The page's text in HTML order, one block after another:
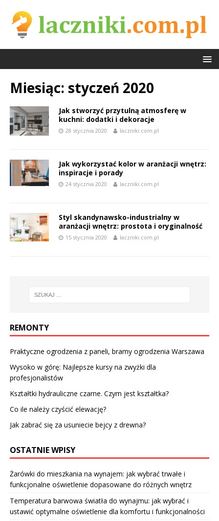
Miesiąc: styczeń 2020
Jak stworzyć przytulną atmosferę w
kuchni: dodatki i dekoracje
28 stycznia 2020 laczniki.com.pl
Jak wykorzystać kolor w aranżacji wnętrz:
inspiracje i porady
24 stycznia 2020 laczniki.com.pl
Styl skandynawsko-industrialny w
aranżacji wnętrz: prostota i oryginalność
15 stycznia 2020 laczniki.com.pl
REMONTY
Praktyczne ogrodzenia z paneli, bramy ogrodzenia Warszawa
Wysoko w górę: Najlepsze kursy na zwyżki dla
profesjonalistów
Kształtki hydrauliczne czarne. Czym jest kształtka?
Co ile należy czyścić elewację?
Jak zabrać się za usuniecie bejcy z drewna?
OSTATNIE WPISY
Żarówki do mieszkania na wynajem: jak wybrać trwałe i
funkcjonalne oświetlenie dopasowane do różnych wnętrz
Temperatura barwowa światła do wynajmu: jak wybrać i
ustawić optymalne oświetlenie dla komfortu i funkcjonalności